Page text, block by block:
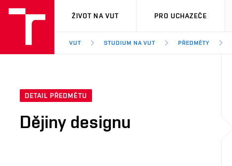
VUT
ŽIVOT NA VUT PRO UCHAZEČE
VUT STUDIUM NA VUT PŘEDMĚTY
DETAIL PŘEDMĚTU
Dějiny designu